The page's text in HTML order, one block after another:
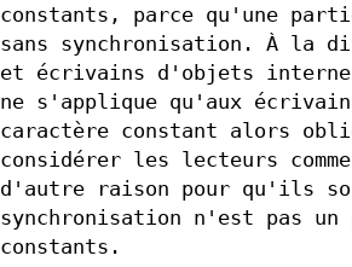
constants, parce qu'une
sans synchronisation. À la
et écrivains d'objets
ne s'applique qu'aux
caractère constant alors
considérer les lecteurs
d'autre raison pour qu'ils
synchronisation n'est pas un
constants.